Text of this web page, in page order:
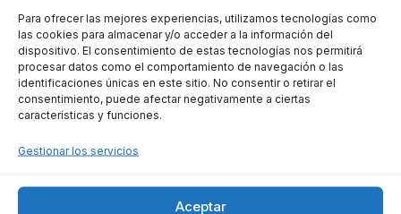
Para ofrecer las mejores experiencias, utilizamos tecnologías como
las cookies para almacenar y/o acceder a la información del
dispositivo. El consentimiento de estas tecnologías nos permitirá
procesar datos como el comportamiento de navegación o las
identificaciones únicas en este sitio. No consentir o retirar el
consentimiento, puede afectar negativamente a ciertas
características y funciones.
Gestionar los servicios
Aceptar
Alegando la prescripción de una
deuda
prescripciónno se aplica automáticamente
judicial. Para hacerlo: